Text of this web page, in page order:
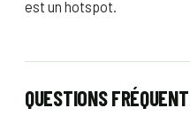
est un hotspot.
QUESTIONS